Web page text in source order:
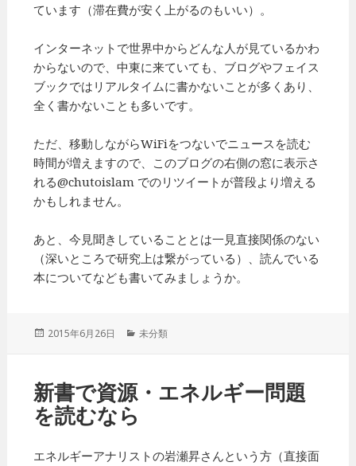
ています（滞在費が安く上がるのもいい）。
インターネットで世界中からどんな人が見ているかわ
からないので、中東に来ていても、ブログやフェイス
ブックではリアルタイムに書かないことが多くあり、
全く書かないことも多いです。
ただ、移動しながらWiFiをつないでニュースを読む
時間が増えますので、このブログの右側の窓に表示さ
れる@chutoislam でのリツイートが普段より増える
かもしれません。
あと、今見聞きしていることとは一見直接関係のない
（深いところで研究上は繋がっている）、読んでいる
本についてなども書いてみましょうか。
投
2015年6月26日
カ
ー
未分類
新書で資源・エネルギー問題
を読むなら
エネルギーアナリストの岩瀬昇さんという方（直接面